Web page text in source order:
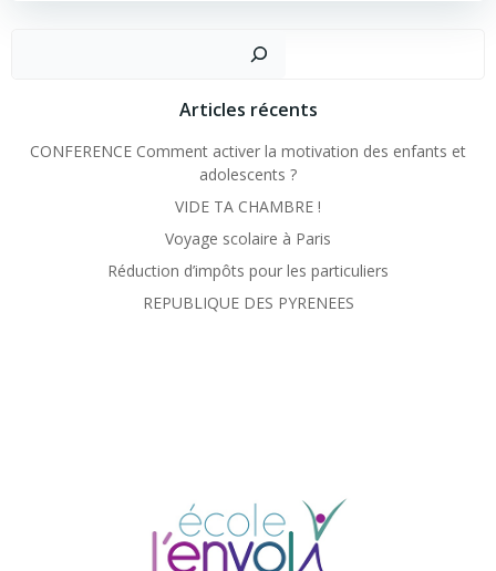
Articles récents
CONFERENCE Comment activer la motivation des enfants et
adolescents ?
VIDE TA CHAMBRE !
Voyage scolaire à Paris
Réduction d’impôts pour les particuliers
REPUBLIQUE DES PYRENEES